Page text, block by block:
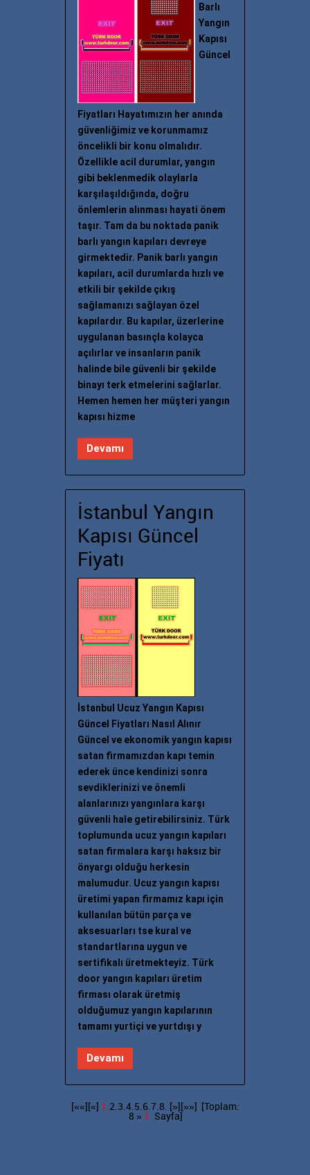
Barlı
Yangın
Kapısı
Güncel
Fiyatları Hayatımızın her anında
güvenliğimiz ve korunmamız
öncelikli bir konu olmalıdır.
Özellikle acil durumlar, yangın
gibi beklenmedik olaylarla
karşılaşıldığında, doğru
önlemlerin alınması hayati önem
taşır. Tam da bu noktada panik
barlı yangın kapıları devreye
girmektedir. Panik barlı yangın
kapıları, acil durumlarda hızlı ve
etkili bir şekilde çıkış
sağlamanızı sağlayan özel
kapılardır. Bu kapılar, üzerlerine
uygulanan basınçla kolayca
açılırlar ve insanların panik
halinde bile güvenli bir şekilde
binayı terk etmelerini sağlarlar.
Hemen hemen her müşteri yangın
kapısı hizme
Devamı
İstanbul Yangın
Kapısı Güncel
Fiyatı
İstanbul Ucuz Yangın Kapısı
Güncel Fiyatları Nasıl Alınır
Güncel ve ekonomik yangın kapısı
satan firmamızdan kapı temin
ederek ünce kendinizi sonra
sevdiklerinizi ve önemli
alanlarınızı yangınlara karşı
güvenli hale getirebilirsiniz. Türk
toplumunda ucuz yangın kapıları
satan firmalara karşı haksız bir
önyargı olduğu herkesin
malumudur. Ucuz yangın kapısı
üretimi yapan firmamız kapı için
kullanılan bütün parça ve
aksesuarları tse kural ve
standartlarına uygun ve
sertifikalı üretmekteyiz. Türk
door yangın kapıları üretim
firması olarak üretmiş
olduğumuz yangın kapılarının
tamamı yurtiçi ve yurtdışı y
Devamı
[««][«] 1.2.3.4.5.6.7.8. [»] [»»]
[Toplam:
8 » 1. Sayfa]